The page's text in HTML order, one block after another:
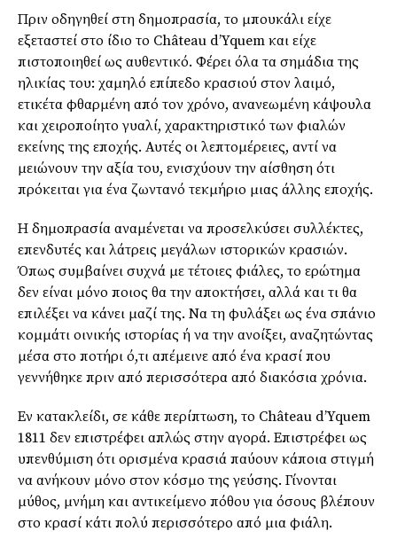
Πριν οδηγηθεί στη δημοπρασία, το μπουκάλι είχε
εξεταστεί στο ίδιο το Château d’Yquem και είχε
πιστοποιηθεί ως αυθεντικό. Φέρει όλα τα σημάδια της
ηλικίας του: χαμηλό επίπεδο κρασιού στον λαιμό,
ετικέτα φθαρμένη από τον χρόνο, ανανεωμένη κάψουλα
και χειροποίητο γυαλί, χαρακτηριστικό των φιαλών
εκείνης της εποχής. Αυτές οι λεπτομέρειες, αντί να
μειώνουν την αξία του, ενισχύουν την αίσθηση ότι
πρόκειται για ένα ζωντανό τεκμήριο μιας άλλης εποχής.
Η δημοπρασία αναμένεται να προσελκύσει συλλέκτες,
επενδυτές και λάτρεις μεγάλων ιστορικών κρασιών.
Όπως συμβαίνει συχνά με τέτοιες φιάλες, το ερώτημα
δεν είναι μόνο ποιος θα την αποκτήσει, αλλά και τι θα
επιλέξει να κάνει μαζί της. Να τη φυλάξει ως ένα σπάνιο
κομμάτι οινικής ιστορίας ή να την ανοίξει, αναζητώντας
μέσα στο ποτήρι ό,τι απέμεινε από ένα κρασί που
γεννήθηκε πριν από περισσότερα από διακόσια χρόνια.
Εν κατακλείδι, σε κάθε περίπτωση, το Château d’Yquem
1811 δεν επιστρέφει απλώς στην αγορά. Επιστρέφει ως
υπενθύμιση ότι ορισμένα κρασιά παύουν κάποια στιγμή
να ανήκουν μόνο στον κόσμο της γεύσης. Γίνονται
μύθος, μνήμη και αντικείμενο πόθου για όσους βλέπουν
στο κρασί κάτι πολύ περισσότερο από μια φιάλη.